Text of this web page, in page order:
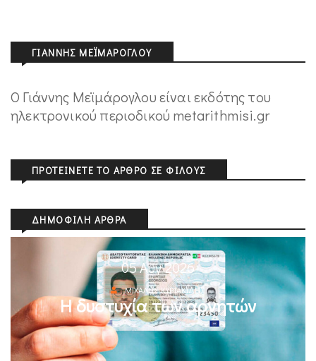
ΓΙΆΝΝΗΣ ΜΕΪΜΆΡΟΓΛΟΥ
Ο Γιάννης Μεϊμάρογλου είναι εκδότης του
ηλεκτρονικού περιοδικού metarithmisi.gr
ΠΡΟΤΕΊΝΕΤΕ ΤΟ ΆΡΘΡΟ ΣΕ ΦΊΛΟΥΣ
ΔΗΜΟΦΙΛΉ ΆΡΘΡΑ
05 Αυγ 2026
ΜΙΧΆΛΗΣ ΚΥΡΙΑΚΊΔΗΣ
Η δυστυχία των αρνητών